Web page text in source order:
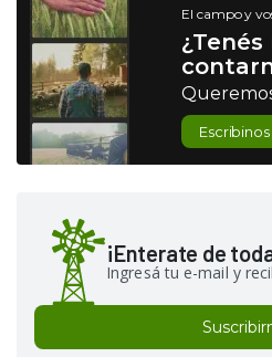
El campo y
Escribinos
¡Enterate de
Ingresá tu e-mail y